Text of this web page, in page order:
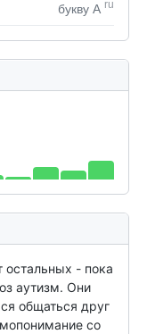
букву А ru
остальных - пока
аутизм. Они
общаться друг
со